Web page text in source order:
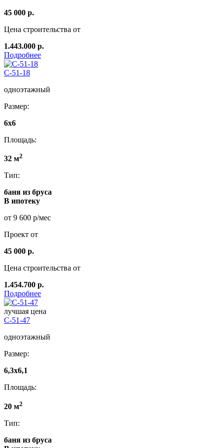
45 000 р.
Цена строительства от
1.443.000 р.
Подробнее
C-51-18
одноэтажный
Размер:
6x6
Площадь:
32 м2
Тип:
баня из бруса
В ипотеку
от 9 600 р/мес
Проект от
45 000 р.
Цена строительства от
1.454.700 р.
Подробнее
лучшая цена
C-51-47
одноэтажный
Размер:
6,3х6,1
Площадь:
20 м2
Тип:
баня из бруса